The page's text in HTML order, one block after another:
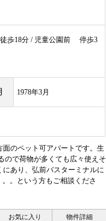
歩18分 / 児童公園前 停歩3
1978年3月
のペット可アパートです。生
ので荷物が多くても広々使えそ
あり、弘前バスターミナルに
。という方もご相談くださ
お気に入り 物件詳細